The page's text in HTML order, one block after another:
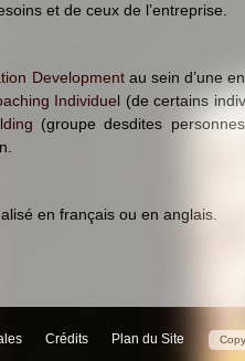
et de ceux de l’entreprise.
Developmentau sein d’une
Individuel (de certains
(groupe desdites
en français ou en anglais.
Crédits Plan du Site